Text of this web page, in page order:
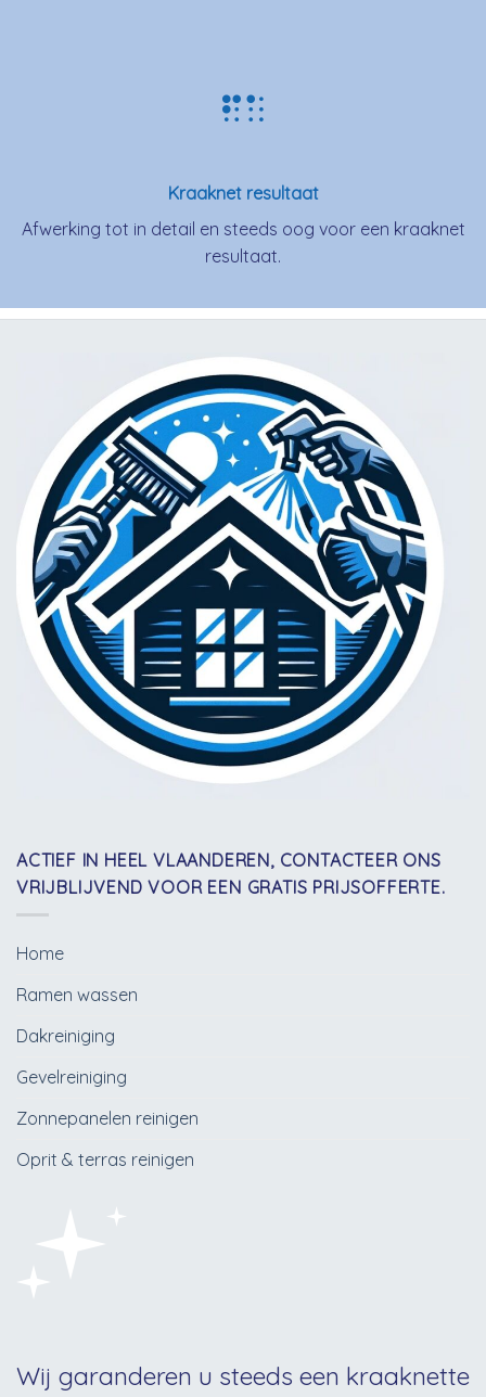
Kraaknet resultaat
Afwerking tot in detail en steeds oog voor een kraaknet
resultaat.
ACTIEF IN HEEL VLAANDEREN, CONTACTEER ONS
VRIJBLIJVEND VOOR EEN GRATIS PRIJSOFFERTE.
Home
Ramen wassen
Dakreiniging
Gevelreiniging
Zonnepanelen reinigen
Oprit & terras reinigen
Wij garanderen u steeds een kraaknette